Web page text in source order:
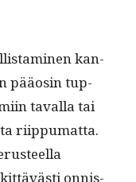
kan­
pääosin tup­
taval­la tai
riip­pumat­ta.
onnis­